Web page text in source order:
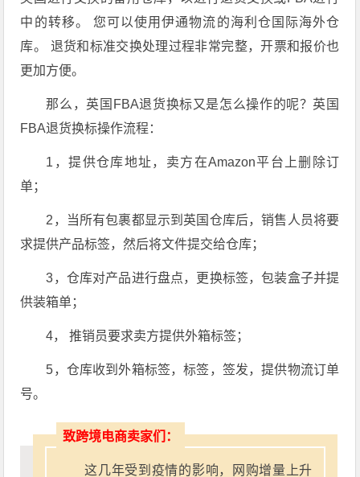
中的转移。 您可以使用伊通物流的海利仓国际海外仓
库。 退货和标准交换处理过程非常完整，开票和报价也
更加方便。
那么，英国FBA退货换标又是怎么操作的呢？英国
FBA退货换标操作流程：
1，提供仓库地址，卖方在Amazon平台上删除订
单；
2，当所有包裹都显示到英国仓库后，销售人员将要
求提供产品标签，然后将文件提交给仓库；
3，仓库对产品进行盘点，更换标签，包装盒子并提
供装箱单；
4， 推销员要求卖方提供外箱标签；
5，仓库收到外箱标签，标签，签发，提供物流订单
号。
致跨境电商卖家们：
这几年受到疫情的影响，网购增量上升